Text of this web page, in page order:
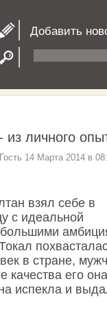
Добавить
личного
Гость 14 Марта 2014 в
взял себе в
с идеальной
в стране,
качества его
испекла и